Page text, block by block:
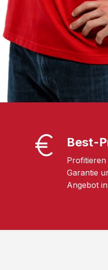
Best-
Garantie
Angebot